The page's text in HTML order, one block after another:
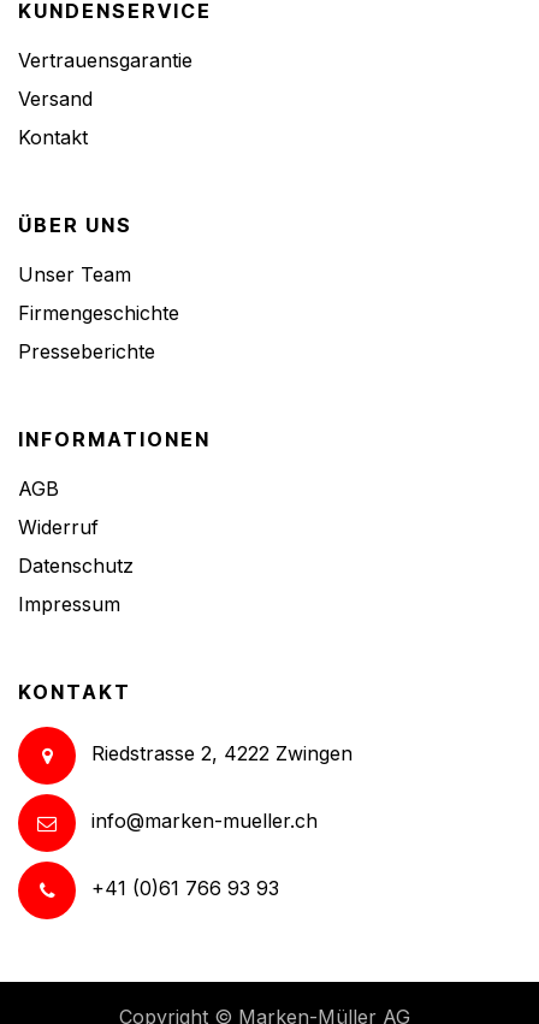
KUNDENSERVICE
Vertrauensgarantie
Versand
Kontakt
ÜBER UNS
Unser Team
Firmengeschichte
Presseberichte
INFORMATIONEN
AGB
Widerruf
Datenschutz
Impressum
KONTAKT
Riedstrasse 2, 4222 Zwingen
info@marken-mueller.ch
+41 (0)61 766 93 93
Copyright © Marken-Müller AG